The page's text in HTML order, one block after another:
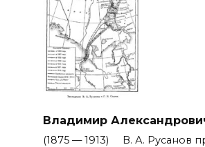
Владимир
(1875 — 1913) В. А. Русанов